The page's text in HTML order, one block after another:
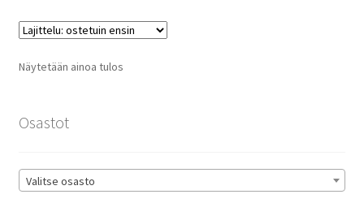
Näytetään ainoa tulos
Osastot
Valitse osasto